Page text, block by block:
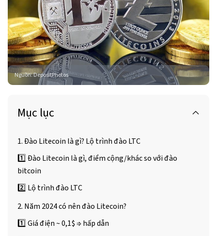
Nguồn:DepositPhotos
Mục lục
1. Đào Litecoin là gì? Lộ trình đào LTC
1️⃣ Đào Litecoin là gì, điểm cộng/khác so với đào
bitcoin
2️⃣ Lộ trình đào LTC
2. Năm 2024 có nên đào Litecoin?
1️⃣ Giá điện ~ 0,1$ ⇒ hấp dẫn